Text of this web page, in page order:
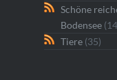
Schöne
Bodensee
Tiere(35)